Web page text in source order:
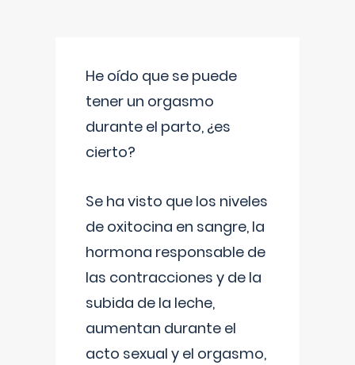
He oído que se puede
tener un orgasmo
durante el parto, ¿es
cierto?
Se ha visto que los niveles
de oxitocina en sangre, la
hormona responsable de
las contracciones y de la
subida de la leche,
aumentan durante el
acto sexual y el orgasmo,